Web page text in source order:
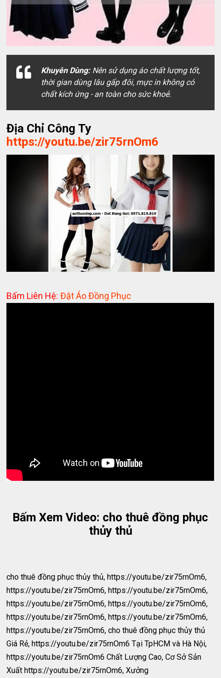
Khuyên Dùng: Nên sử dụng áo chất lượng tốt,
thời gian dùng lâu gấp đôi, mực in không có
chất kích ứng - an toàn cho sức khoẻ.
Địa Chỉ Công Ty
https://youtu.be/zir75rnOm6
Bấm Liên Hệ:Đặt Áo Đồng Phục
Bấm Xem Video: cho thuê đồng phục
thủy thủ
cho thuê đồng phục thủy thủ, https://youtu.be/zir75rnOm6,
https://youtu.be/zir75rnOm6, https://youtu.be/zir75rnOm6,
https://youtu.be/zir75rnOm6, https://youtu.be/zir75rnOm6,
https://youtu.be/zir75rnOm6, https://youtu.be/zir75rnOm6,
https://youtu.be/zir75rnOm6, cho thuê đồng phục thủy thủ
Giá Rẻ, https://youtu.be/zir75rnOm6 Tại TpHCM và Hà Nội,
https://youtu.be/zir75rnOm6 Chất Lượng Cao, Cơ Sở Sản
Xuất https://youtu.be/zir75rnOm6, Xưởng